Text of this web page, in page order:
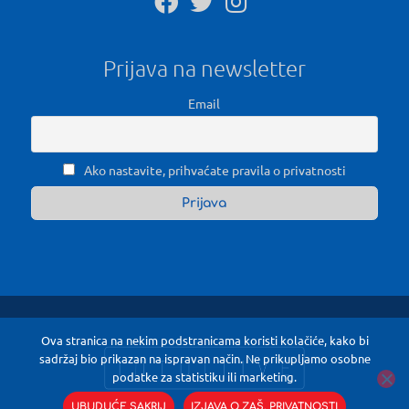
Prijava na newsletter
Email
Ako nastavite, prihvaćate pravila o privatnosti
Ova stranica na nekim podstranicama koristi kolačiće, kako bi
sadržaj bio prikazan na ispravan način. Ne prikupljamo osobne
podatke za statistiku ili marketing.